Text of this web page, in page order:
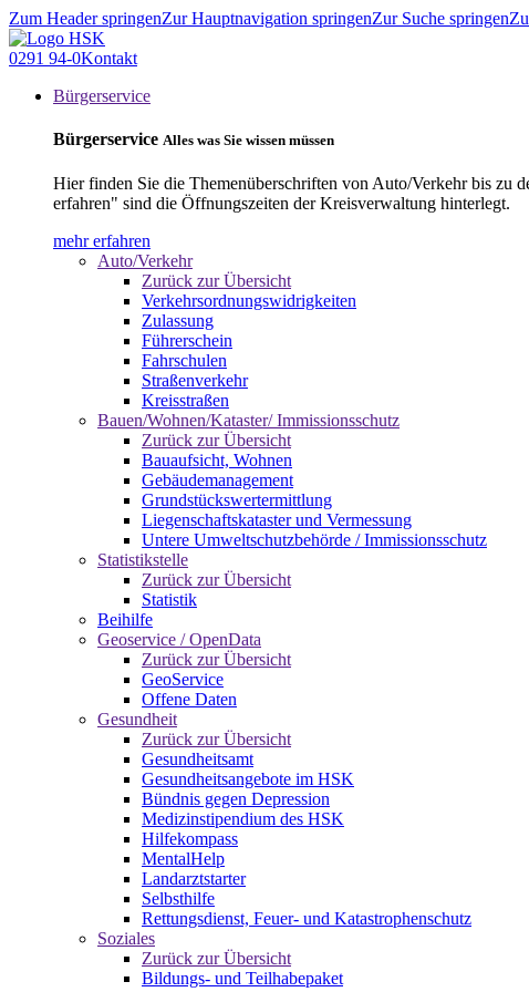
Zum Header springenZur Hauptnavigation springenZur Suche springen
0291 94-0Kontakt
Bürgerservice
Bürgerservice Alles was Sie wissen müssen
Hier finden Sie die Themenüberschriften von Auto/Verkehr bis zu
erfahren" sind die Öffnungszeiten der Kreisverwaltung hinterlegt.
mehr erfahren
Auto/Verkehr
Zurück zur Übersicht
Verkehrsordnungswidrigkeiten
Zulassung
Führerschein
Fahrschulen
Straßenverkehr
Kreisstraßen
Bauen/Wohnen/Kataster/ Immissionsschutz
Zurück zur Übersicht
Bauaufsicht, Wohnen
Gebäudemanagement
Grundstückswertermittlung
Liegenschaftskataster und Vermessung
Untere Umweltschutzbehörde / Immissionsschutz
Statistikstelle
Zurück zur Übersicht
Statistik
Beihilfe
Geoservice / OpenData
Zurück zur Übersicht
GeoService
Offene Daten
Gesundheit
Zurück zur Übersicht
Gesundheitsamt
Gesundheitsangebote im HSK
Bündnis gegen Depression
Medizinstipendium des HSK
Hilfekompass
MentalHelp
Landarztstarter
Selbsthilfe
Rettungsdienst, Feuer- und Katastrophenschutz
Soziales
Zurück zur Übersicht
Bildungs- und Teilhabepaket